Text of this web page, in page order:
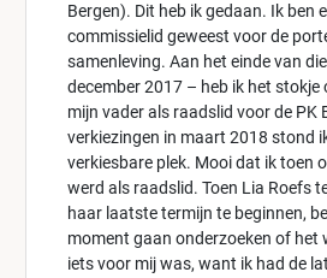
Bergen). Dit heb ik gedaan. Ik ben
commissielid geweest voor de
samenleving. Aan het einde van
december 2017 – heb ik het stokje
mijn vader als raadslid voor de PK
verkiezingen in maart 2018 stond
verkiesbare plek. Mooi dat ik toen
werd als raadslid. Toen Lia Roefs
haar laatste termijn te beginnen,
moment gaan onderzoeken of het
iets voor mij was, want ik had de